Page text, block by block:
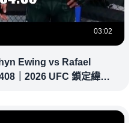
03:02
Ewing vs Rafael
｜2026 UFC 鎖定緯